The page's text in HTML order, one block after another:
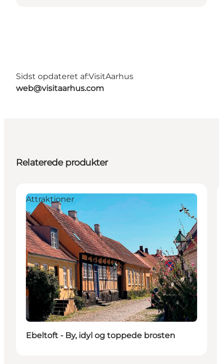
Sidst opdateret af:VisitAarhus
web@visitaarhus.com
Relaterede produkter
Attraktioner
Ebeltoft - By, idyl og toppede brosten